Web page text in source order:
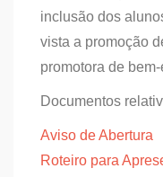
inclusão dos
vista a promoção
promotora de
Documentos
Aviso de Abertura
Roteiro para